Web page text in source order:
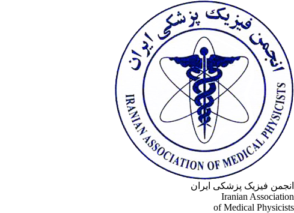
انجمن فیزیک پزشکی ایران
Iranian Association
of Medical Physicists